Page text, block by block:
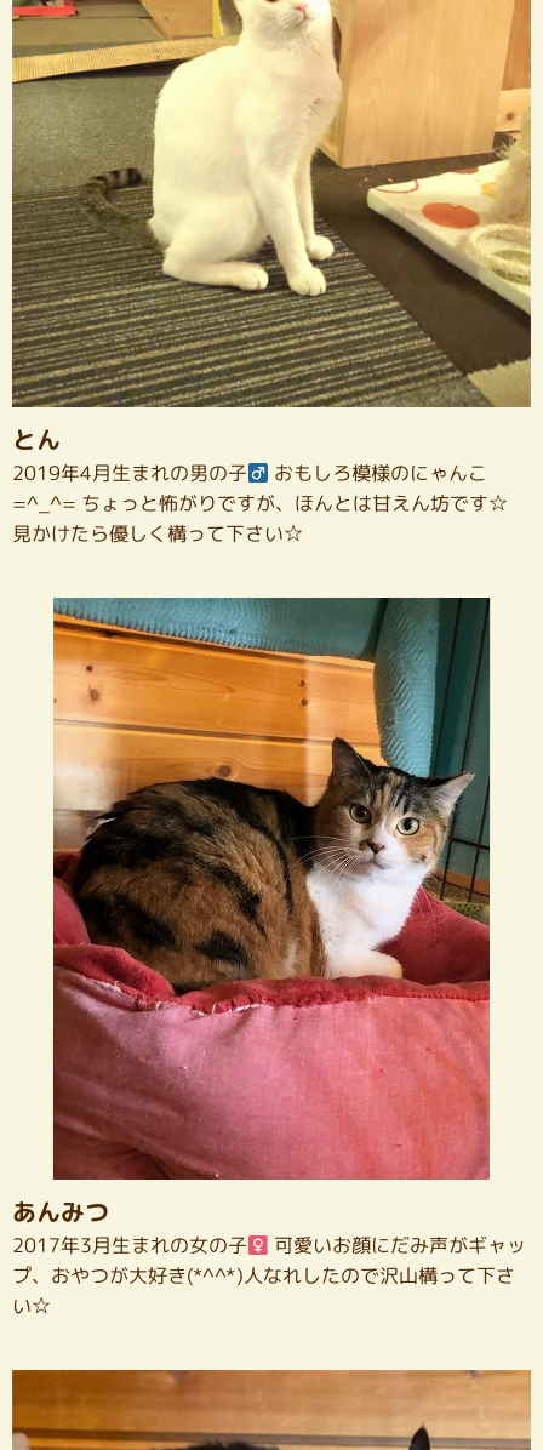
とん
2019年4月生まれの男の子 おもしろ模様のにゃんこ
=^_^= ちょっと怖がりですが、ほんとは甘えん坊です☆
見かけたら優しく構って下さい☆
あんみつ
2017年3月生まれの女の子 可愛いお顔にだみ声がギャッ
プ、おやつが大好き(*^^*)人なれしたので沢山構って下さ
い☆